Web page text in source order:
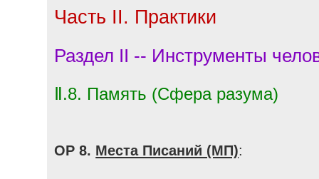
Часть II. Практики
Раздел II -- Инструменты
Ⅱ.8. Память (Сфера разума)
ОР 8. Места Писаний (МП):